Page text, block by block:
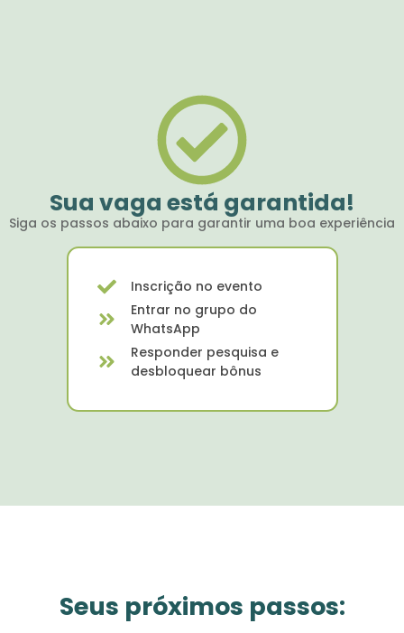
Sua vaga está garantida!
Siga os passos abaixo para garantir uma boa experiência
Inscrição no evento
Entrar no grupo do
WhatsApp
Responder pesquisa e
desbloquear bônus
Seus próximos passos: